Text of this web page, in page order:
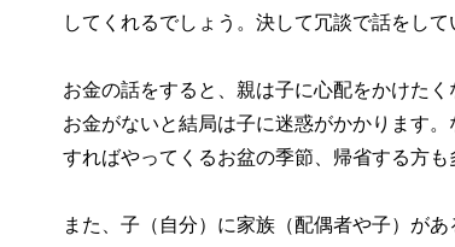
してくれるでしょう。決して冗談で話をし
お金の話をすると、親は子に心配をかけた
お金がないと結局は子に迷惑がかかります
すればやってくるお盆の季節、帰省する方
また、子（自分）に家族（配偶者や子）が